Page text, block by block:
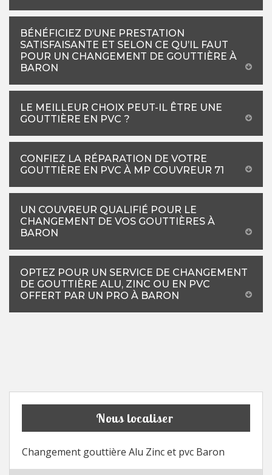
BÉNÉFICIEZ D’UNE PRESTATION
SATISFAISANTE ET SELON CE QU’IL FAUT
POUR UN CHANGEMENT DE GOUTTIÈRE À
BARON
LE MEILLEUR CHOIX PEUT-IL ÊTRE UNE
GOUTTIÈRE EN PVC ?
CONFIEZ LA RÉPARATION DE VOTRE
GOUTTIÈRE EN PVC À MP COUVREUR 71
UN COUVREUR QUALIFIÉ POUR LE
CHANGEMENT DE VOS GOUTTIÈRES À
BARON
OPTEZ POUR UN SERVICE DE CHANGEMENT
DE GOUTTIÈRE ALU, ZINC OU EN PVC
OFFERT PAR UN PRO À BARON
Nous localiser
Changement gouttière Alu Zinc et pvc Baron